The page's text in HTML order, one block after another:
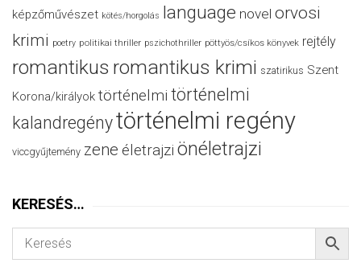
képzőművészet kötés/horgolás language novel orvosi
krimi poetry politikai thriller pszichothriller pöttyös/csíkos könyvek rejtély
romantikus romantikus krimi szatirikus Szent
Korona/királyok történelmi történelmi
kalandregénytörténelmi regény
viccgyűjtemény zene életrajzi önéletrajzi
KERESÉS…